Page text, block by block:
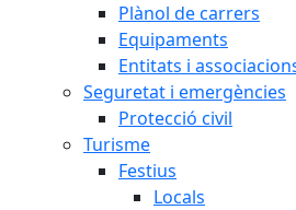
Plànol de carrers
Equipaments
Entitats i
Seguretat i emergències
Protecció civil
Turisme
Festius
Locals